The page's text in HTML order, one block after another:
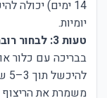
14 ימים) יכולה
יומיות.
טעות 3: לבחור רובה זולה מדי.
בבריכה עם כלור
משמרת את הריצוף ל-10 שנים